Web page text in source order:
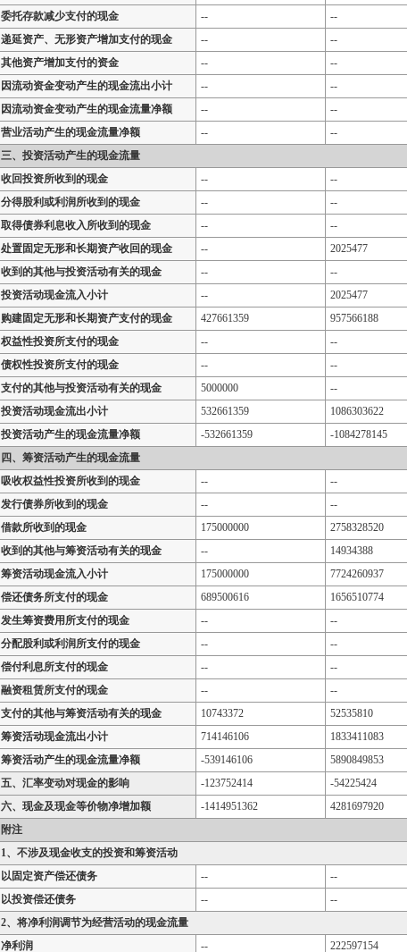
委托存款减少支付的现金
-- --
递延资产、无形资产增加支付的现金
-- --
其他资产增加支付的资金
-- --
因流动资金变动产生的现金流出小计
-- --
因流动资金变动产生的现金流量净额
-- --
营业活动产生的现金流量净额
-- --
三、投资活动产生的现金流量
收回投资所收到的现金
-- --
分得股利或利润所收到的现金
-- --
取得债券利息收入所收到的现金
-- --
处置固定无形和长期资产收回的现金
-- 2025477
收到的其他与投资活动有关的现金
-- --
投资活动现金流入小计
-- 2025477
购建固定无形和长期资产支付的现金
427661359 957566188
权益性投资所支付的现金
-- --
债权性投资所支付的现金
-- --
支付的其他与投资活动有关的现金
5000000 --
投资活动现金流出小计
532661359 1086303622
投资活动产生的现金流量净额
-532661359 -1084278145
四、筹资活动产生的现金流量
吸收权益性投资所收到的现金
-- --
发行债券所收到的现金
-- --
借款所收到的现金
175000000 2758328520
收到的其他与筹资活动有关的现金
-- 14934388
筹资活动现金流入小计
175000000 7724260937
偿还债务所支付的现金
689500616 1656510774
发生筹资费用所支付的现金
-- --
分配股利或利润所支付的现金
-- --
偿付利息所支付的现金
-- --
融资租赁所支付的现金
-- --
支付的其他与筹资活动有关的现金
10743372 52535810
筹资活动现金流出小计
714146106 1833411083
筹资活动产生的现金流量净额
-539146106 5890849853
五、汇率变动对现金的影响
-123752414 -54225424
六、现金及现金等价物净增加额
-1414951362 4281697920
附注
1、不涉及现金收支的投资和筹资活动
以固定资产偿还债务
-- --
以投资偿还债务
-- --
2、将净利润调节为经营活动的现金流量
净利润
-- 222597154